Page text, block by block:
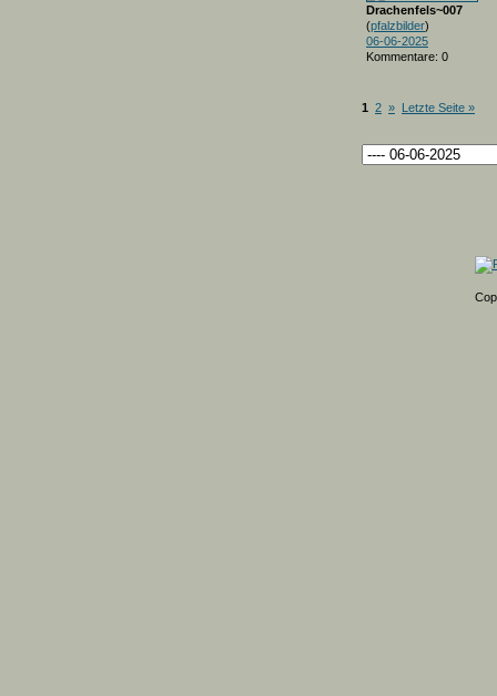
Drachenfels~007
(pfalzbilder)
06-06-2025
Kommentare: 0
1 2 » Letzte Seite »